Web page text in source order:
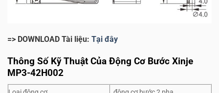
=> DOWNLOAD Tài liệu: Tại đây
Thông Số Kỹ Thuật Của Động Cơ Bước Xinje
MP3-42H002